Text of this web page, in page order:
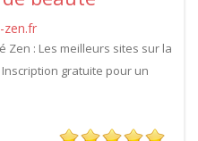
zen.fr
Zen : Les meilleurs sites sur la
gratuite pour un